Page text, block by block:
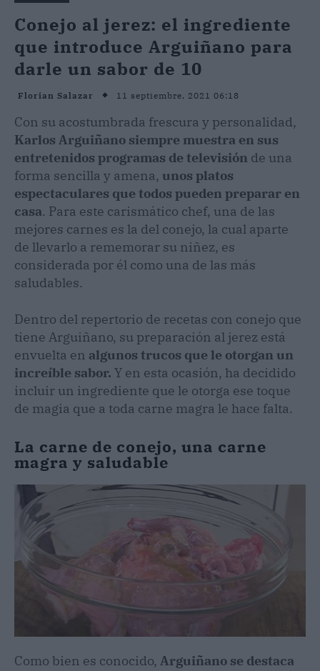
Conejo al jerez: el ingrediente
que introduce Arguiñano para
darle un sabor de 10
Florian Salazar 11 septiembre, 2021 06:18
Con su acostumbrada frescura y personalidad,
Karlos Arguiñano siempre muestra en sus
entretenidos programas de televisión de una
forma sencilla y amena, unos platos
espectaculares que todos pueden preparar en
casa. Para este carismático chef, una de las
mejores carnes es la del conejo, la cual aparte
de llevarlo a rememorar su niñez, es
considerada por él como una de las más
saludables.
Dentro del repertorio de recetas con conejo que
tiene Arguiñano, su preparación al jerez está
envuelta en algunos trucos que le otorgan un
increíble sabor. Y en esta ocasión, ha decidido
incluir un ingrediente que le otorga ese toque
de magia que a toda carne magra le hace falta.
La carne de conejo, una carne
magra y saludable
Como bien es conocido, Arguiñano se destaca